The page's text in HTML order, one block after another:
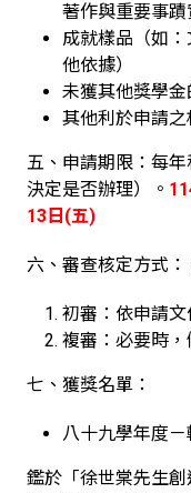
著作與重要事
成就樣品（如
他依據）
未獲其他獎學
其他利於申請
五、申請期限：每
決定是否辦理）。
13日(五)
六、審查核定方式
初審：依申請文
複審：必要時，
七、獲獎名單：
八十九學年度
鑑於「徐世棠先生